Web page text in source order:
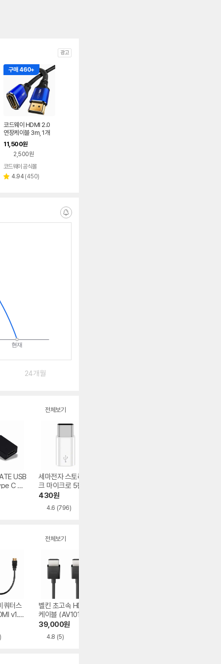
광고
구매 460+
코드웨이 HDMI 2.0
연장케이블 3m, 1개
11,500원
2,500원
코드웨이 공식몰
별 4.94 리
(450)
알
24개월
전체보기
USB
C 젠
세마전자 스토리링
크 마이크로 5핀 to
Type C 변환젠더
430원
4.6 (796)
전체보기
쿼터스
v1.4
벨킨 초고속 HDMI
케이블 (AV10175b
t)
39,000원
4.8 (5)